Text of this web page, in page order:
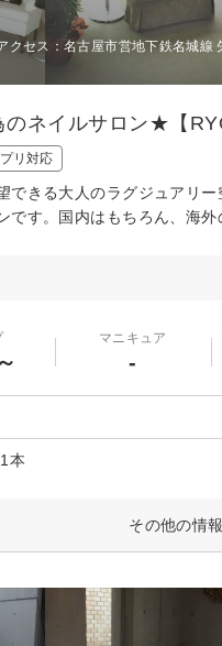
クセス：名古屋市営地下鉄名城線
のネイルサロン★【
リ対応
できる大人のラグジュアリ
です。国内はもちろん、海
マニキュア
-
本
その他の情